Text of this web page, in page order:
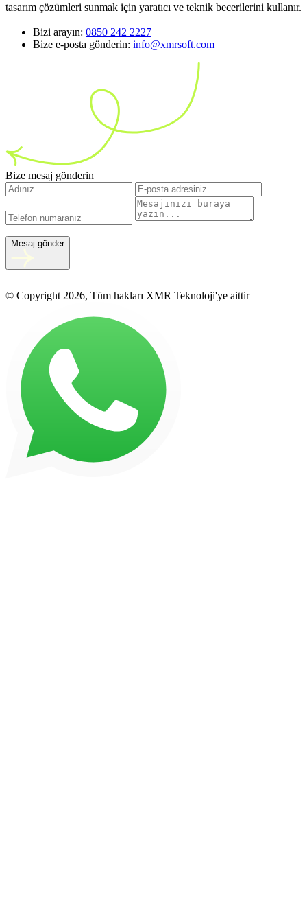
tasarım çözümleri sunmak için yaratıcı ve teknik becerilerini kullanır.
Bizi arayın: 0850 242 2227
Bize e-posta gönderin: info@xmrsoft.com
Bize mesaj gönderin
Mesaj gönder
© Copyright 2026, Tüm hakları XMR Teknoloji'ye aittir